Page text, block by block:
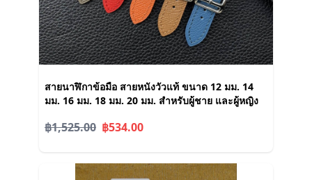
สายนาฬิกาข้อมือ สายหนังวัวแท้ ขนาด 12 มม. 14
มม. 16 มม. 18 มม. 20 มม. สําหรับผู้ชาย และผู้หญิง
฿1,525.00 ฿534.00